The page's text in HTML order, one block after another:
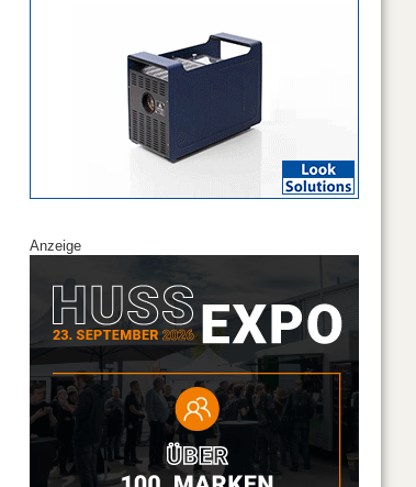
für die GETEC-Arena
Anzeige